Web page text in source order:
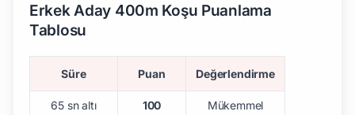
Erkek Aday 400m Koşu Puanlama
Tablosu
Süre Puan Değerlendirme
65 sn altı 100 Mükemmel